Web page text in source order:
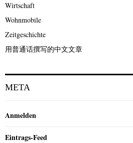
Wirtschaft
Wohnmobile
Zeitgeschichte
用普通话撰写的中文文章
META
Anmelden
Eintrags-Feed